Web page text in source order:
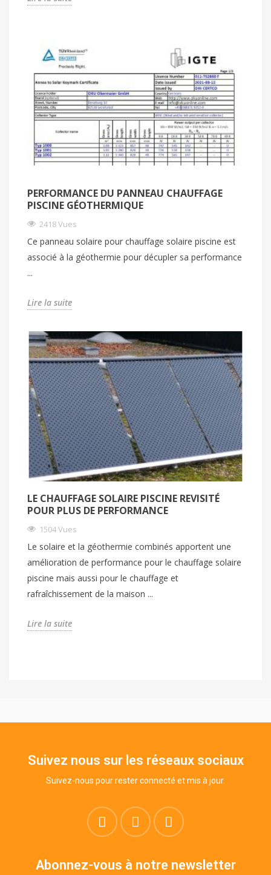
PERFORMANCE DU PANNEAU CHAUFFAGE
PISCINE GÉOTHERMIQUE
2418 Vues
Ce panneau solaire pour chauffage solaire piscine est
associé à la géothermie pour décupler sa performance
...
Lire la suite
LE CHAUFFAGE SOLAIRE PISCINE REVISITÉ
POUR PLUS DE PERFORMANCE
1504 Vues
Le solaire et la géothermie combinés apportent une
amélioration de performance pour le chauffage solaire
piscine mais aussi pour le chauffage et
rafraîchissement de la maison ...
Lire la suite
Suivez nous sur les réseaux sociaux
Suivez-nous pour rester connecté et mis à jour.
Abonnez-vous à notre newsletter